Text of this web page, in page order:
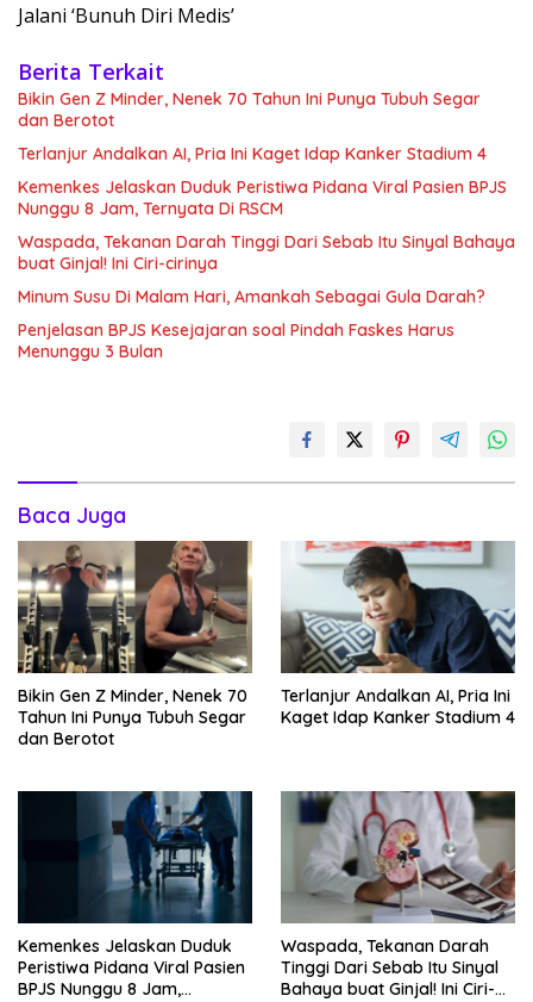
Jalani ‘Bunuh Diri Medis’
Berita Terkait
Bikin Gen Z Minder, Nenek 70 Tahun Ini Punya Tubuh Segar
dan Berotot
Terlanjur Andalkan AI, Pria Ini Kaget Idap Kanker Stadium 4
Kemenkes Jelaskan Duduk Peristiwa Pidana Viral Pasien BPJS
Nunggu 8 Jam, Ternyata Di RSCM
Waspada, Tekanan Darah Tinggi Dari Sebab Itu Sinyal Bahaya
buat Ginjal! Ini Ciri-cirinya
Minum Susu Di Malam Hari, Amankah Sebagai Gula Darah?
Penjelasan BPJS Kesejajaran soal Pindah Faskes Harus
Menunggu 3 Bulan
Baca Juga
Bikin Gen Z Minder, Nenek 70
Tahun Ini Punya Tubuh Segar
dan Berotot
Terlanjur Andalkan AI, Pria Ini
Kaget Idap Kanker Stadium 4
Kemenkes Jelaskan Duduk
Peristiwa Pidana Viral Pasien
BPJS Nunggu 8 Jam,
Waspada, Tekanan Darah
Tinggi Dari Sebab Itu Sinyal
Bahaya buat Ginjal! Ini Ciri-